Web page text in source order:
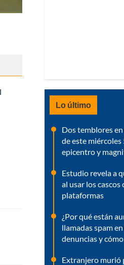
Lo último
Dos temblores
de este miércoles
epicentro y
Estudio revela a
al usar los
plataformas
¿Por qué están
llamadas spam
denuncias y
Extranjero murió